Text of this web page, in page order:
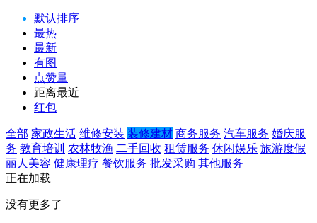
默认排序
最热
最新
有图
点赞量
距离最近
红包
全部 家政生活 维修安装 装修建材 商务服务 汽车服务 婚庆服
务 教育培训 农林牧渔 二手回收 租赁服务 休闲娱乐 旅游度假
丽人美容 健康理疗 餐饮服务 批发采购 其他服务
正在加载
没有更多了